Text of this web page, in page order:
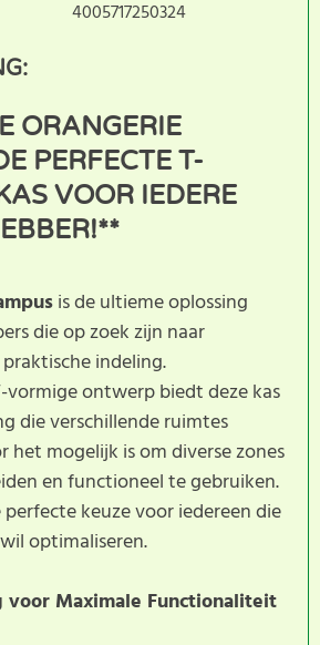
4005717250324
ORANGERIE
PERFECTE T-
VOOR IEDERE
is de ultieme oplossing
die op zoek zijn naar
indeling.
vormige ontwerp biedt deze kas
die verschillende ruimtes
het mogelijk is om diverse zones
en functioneel te gebruiken.
keuze voor iedereen die
optimaliseren.
voor Maximale Functionaliteit